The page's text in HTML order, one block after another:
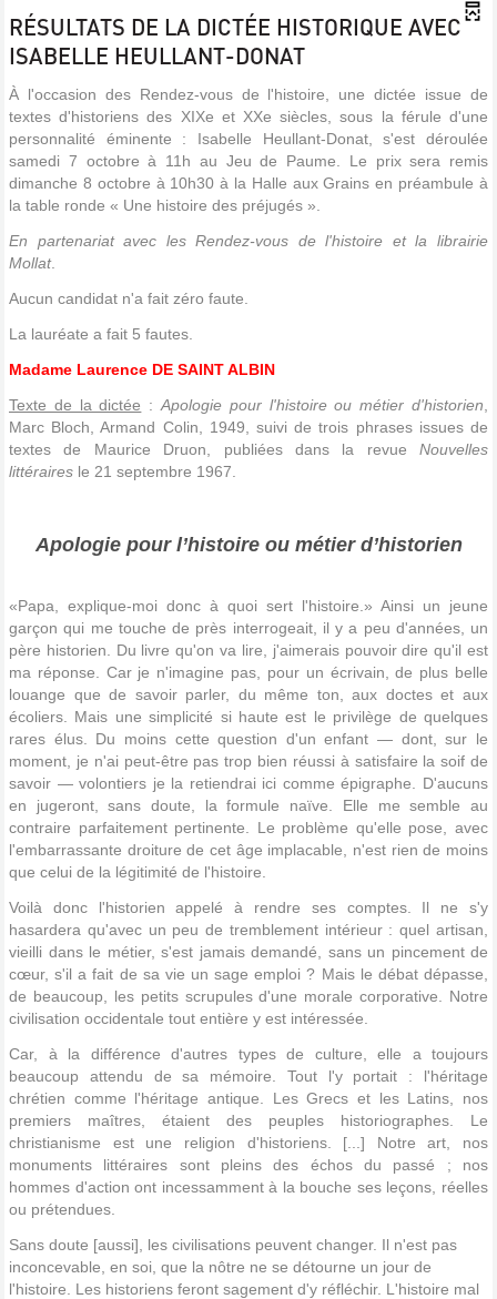
RÉSULTATS DE LA DICTÉE HISTORIQUE AVEC
ISABELLE HEULLANT-DONAT
À l'occasion des Rendez-vous de l'histoire, une dictée issue de
textes d'historiens des XIXe et XXe siècles, sous la férule d'une
personnalité éminente : Isabelle Heullant-Donat, s'est déroulée
samedi 7 octobre à 11h au Jeu de Paume. Le prix sera remis
dimanche 8 octobre à 10h30 à la Halle aux Grains en préambule à
la table ronde « Une histoire des préjugés ».
En partenariat avec les Rendez-vous de l'histoire et la librairie
Mollat.
Aucun candidat n'a fait zéro faute.
La lauréate a fait 5 fautes.
Madame Laurence DE SAINT ALBIN
Texte de la dictée :Apologie pour l'histoire ou métier d'historien
Marc Bloch, Armand Colin, 1949, suivi de trois phrases issues de
textes de Maurice Druon, publiées dans la revue Nouvelles
littéraires le 21 septembre 1967.
Apologie pour l’histoire ou métier d’historien
«Papa, explique-moi donc à quoi sert l'histoire.» Ainsi un jeune
garçon qui me touche de près interrogeait, il y a peu d'années, un
père historien. Du livre qu'on va lire, j'aimerais pouvoir dire qu'il est
ma réponse. Car je n'imagine pas, pour un écrivain, de plus belle
louange que de savoir parler, du même ton, aux doctes et aux
écoliers. Mais une simplicité si haute est le privilège de quelques
rares élus. Du moins cette question d'un enfant — dont, sur le
moment, je n'ai peut-être pas trop bien réussi à satisfaire la soif de
savoir — volontiers je la retiendrai ici comme épigraphe. D'aucuns
en jugeront, sans doute, la formule naïve. Elle me semble au
contraire parfaitement pertinente. Le problème qu'elle pose, avec
l'embarrassante droiture de cet âge implacable, n'est rien de moins
que celui de la légitimité de l'histoire.
Voilà donc l'historien appelé à rendre ses comptes. Il ne s'y
hasardera qu'avec un peu de tremblement intérieur : quel artisan,
vieilli dans le métier, s'est jamais demandé, sans un pincement de
cœur, s'il a fait de sa vie un sage emploi ? Mais le débat dépasse,
de beaucoup, les petits scrupules d'une morale corporative. Notre
civilisation occidentale tout entière y est intéressée.
Car, à la différence d'autres types de culture, elle a toujours
beaucoup attendu de sa mémoire. Tout l'y portait : l'héritage
chrétien comme l'héritage antique. Les Grecs et les Latins, nos
premiers maîtres, étaient des peuples historiographes. Le
christianisme est une religion d'historiens. [...] Notre art, nos
monuments littéraires sont pleins des échos du passé ; nos
hommes d'action ont incessamment à la bouche ses leçons, réelles
ou prétendues.
Sans doute [aussi], les civilisations peuvent changer. Il n'est pas
inconcevable, en soi, que la nôtre ne se détourne un jour de
l'histoire. Les historiens feront sagement d'y réfléchir. L'histoire mal